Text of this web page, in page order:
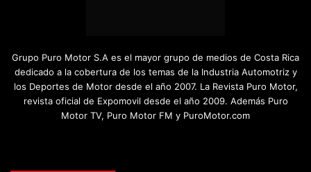
Grupo Puro Motor S.A es el mayor grupo de medios de Costa Rica
dedicado a la cobertura de los temas de la Industria Automotriz y
los Deportes de Motor desde el año 2007. La Revista Puro Motor,
revista oficial de Expomovil desde el año 2009. Además Puro
Motor TV, Puro Motor FM y PuroMotor.com